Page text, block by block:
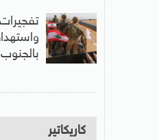
بالجنوب
كاريكاتير